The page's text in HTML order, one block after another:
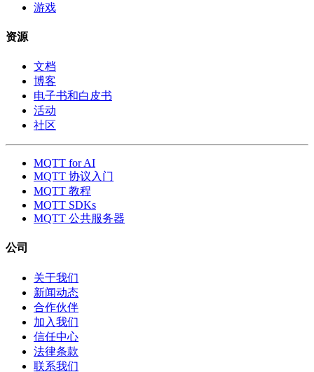
游戏
资源
文档
博客
电子书和白皮书
活动
社区
MQTT for AI
MQTT 协议入门
MQTT 教程
MQTT SDKs
MQTT 公共服务器
公司
关于我们
新闻动态
合作伙伴
加入我们
信任中心
法律条款
联系我们